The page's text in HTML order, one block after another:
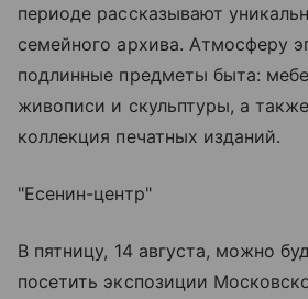
периоде рассказывают
семейного архива. Атмосферу
подлинные предметы быта:
живописи и скульптуры, а
коллекция печатных изданий.
"Есенин-центр"
В пятницу, 14 августа, можно
посетить экспозиции